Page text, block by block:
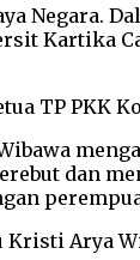
Negara.
Kartika
TP PKK
dan
Kristi Arya